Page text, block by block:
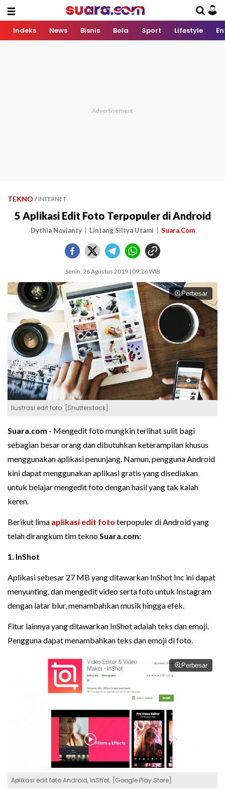
Indeks News Bisnis Bola Sport Lifestyle
TEKNO / INTERNET
5 Aplikasi Edit Foto Terpopuler di Android
Dythia Novianty Lintang Siltya Utami Suara.Com
Senin, 26 Agustus 2019 | 09:26 WIB
Perbesar
Ilustrasi edit foto. [Shutterstock]
Suara.com - Mengedit foto mungkin terlihat sulit bagi
sebagian besar orang dan dibutuhkan keterampilan khusus
menggunakan aplikasi penunjang. Namun, pengguna Android
kini dapat menggunakan aplikasi gratis yang disediakan
untuk belajar mengedit foto dengan hasil yang tak kalah
keren.
Berikut lima aplikasi edit foto terpopuler di Android yang
telah dirangkum tim teknoSuara.com:
1. InShot
Aplikasi sebesar 27 MB yang ditawarkan InShot Inc ini dapat
menyunting, dan mengedit video serta foto untuk Instagram
dengan latar blur, menambahkan musik hingga efek.
Fitur lainnya yang ditawarkan InShot adalah teks dan emoji.
Pengguna dapat menambahkan teks dan emoji di foto.
Perbesar
Aplikasi edit foto Android, InShot. [Google Play Store]